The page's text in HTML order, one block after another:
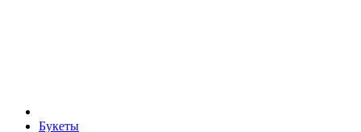
Букеты